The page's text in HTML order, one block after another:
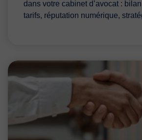
dans votre cabinet d’avocat :
tarifs, réputation numérique,